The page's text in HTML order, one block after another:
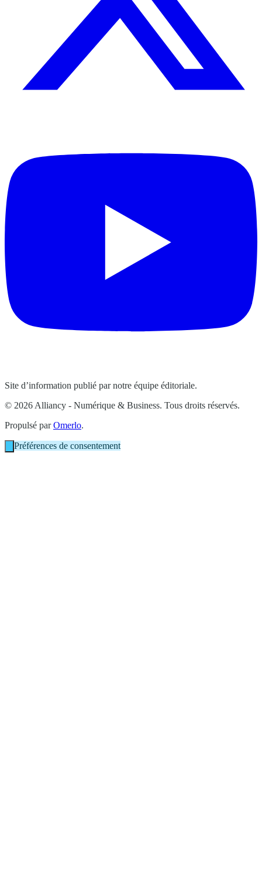
Site d’information publié par notre équipe éditoriale.
© 2026 Alliancy - Numérique & Business. Tous droits réservés.
Propulsé parOmerlo.
Préférences de consentement